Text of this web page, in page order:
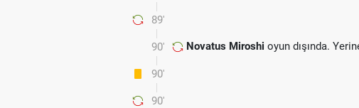
89'
90' Novatus Miroshi oyun dışında.
90'
90'